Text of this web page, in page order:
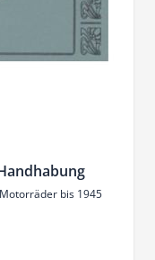
bis 1945